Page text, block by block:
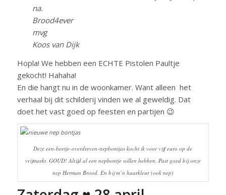
na.
Brood4ever
mvg
Koos van Dijk
Hopla! We hebben een ECHTE Pistolen Paultje
gekocht! Hahaha!
En die hangt nu in de woonkamer. Want alleen het
verhaal bij dit schilderij vinden we al geweldig. Dat
doet het vast goed op feesten en partijen 😉
Deze een-beetje-overdreven-nepbontjas kocht ik voor vijf euro op de
vrijmarkt. GOUD! Altijd al een nepbontje willen hebben. Past goed bij onze
nep Herman Brood. En bij m’n haarkleur (ook nep)